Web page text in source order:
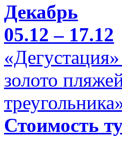
Декабрь
05.12 – 17.12
золото
Стоимость